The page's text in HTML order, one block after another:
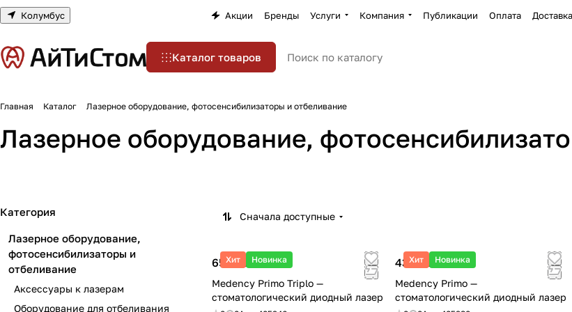
Колумбус Акции Бренды Услуги Компания Публикации Оплата Доставка
Каталог товаров
Главная Каталог Лазерное оборудование, фотосенсибилизаторы и отбеливание
Лазерное оборудование,
Аксессуары к лазерам
отбеливания зубов
Стоматологические
лазеры
Сначала доступные
Хит Новинка
650 000 ₽
Medency Primo Triplo —
стоматологический диодный лазер
Хит Новинка
437 820 ₽
Medency Primo —
стоматологический диодный лазер
Категория
Лазерное оборудование,
фотосенсибилизаторы и
отбеливание
Аксессуары к лазерам
Оборудование для отбеливания